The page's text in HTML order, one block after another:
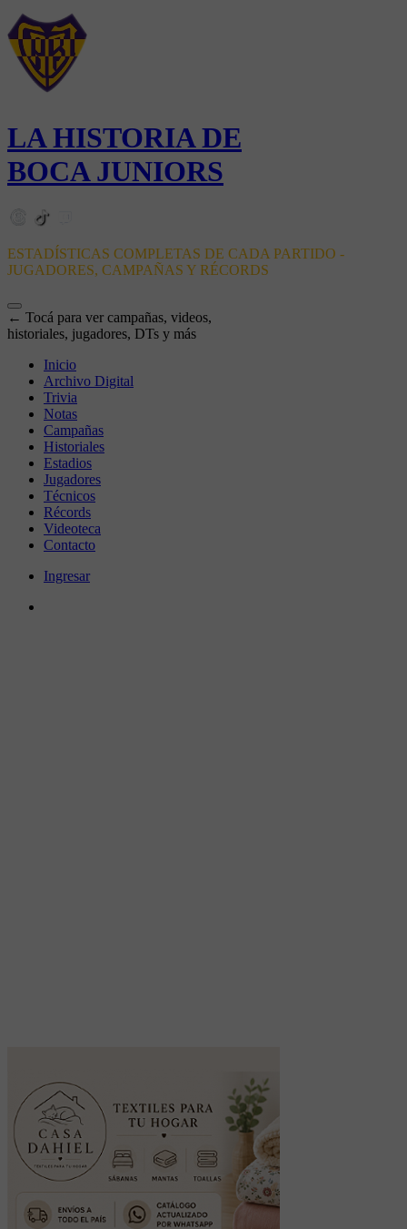
LA HISTORIA DE
BOCA JUNIORS
ESTADÍSTICAS COMPLETAS DE CADA PARTIDO -
JUGADORES, CAMPAÑAS Y RÉCORDS
← Tocá para ver campañas, videos,
historiales, jugadores, DTs y más
Inicio
Archivo Digital
Trivia
Notas
Campañas
Historiales
Estadios
Jugadores
Técnicos
Récords
Videoteca
Contacto
Ingresar